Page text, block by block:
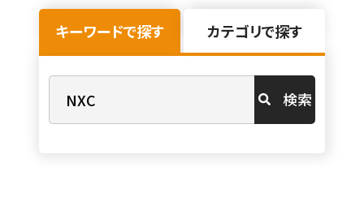
キーワードで探す カテゴリで探す
検索